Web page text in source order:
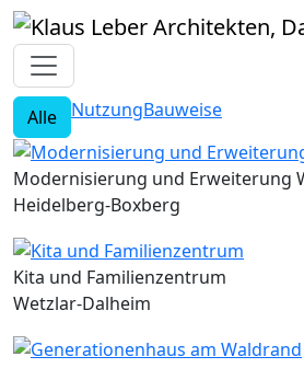
Alle NutzungBauweise
Modernisierung und Erweiterung
Heidelberg-Boxberg
Kita und Familienzentrum
Wetzlar-Dalheim